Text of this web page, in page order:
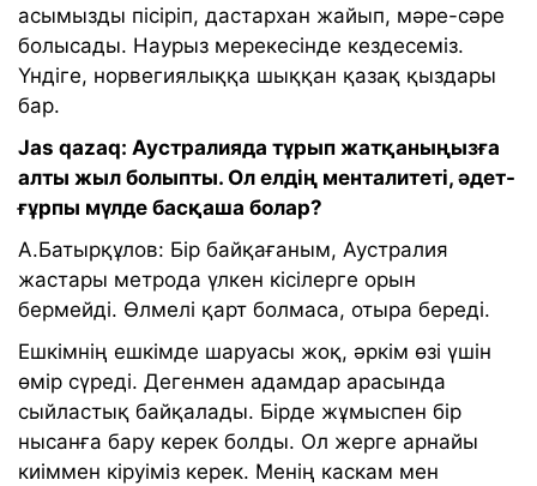
асымызды пісіріп, дастархан жайып, мәре-сәре
болысады. Наурыз мерекесінде кездесеміз.
Үндіге, норвегиялыққа шыққан қазақ қыздары
бар.
Jas qazaq: Аустралияда тұрып жатқаныңызға
алты жыл болыпты. Ол елдің менталитеті, әдет-
ғұрпы мүлде басқаша болар?
А.Батырқұлов: Бір байқағаным, Аустралия
жастары метрода үлкен кісілерге орын
бермейді. Өлмелі қарт болмаса, отыра береді.
Ешкімнің ешкімде шаруасы жоқ, әркім өзі үшін
өмір сүреді. Дегенмен адамдар арасында
сыйластық байқалады. Бірде жұмыспен бір
нысанға бару керек болды. Ол жерге арнайы
киіммен кіруіміз керек. Менің каскам мен